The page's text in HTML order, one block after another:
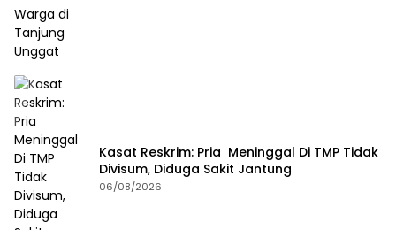
Kasat Reskrim: Pria Meninggal Di TMP Tidak
Divisum, Diduga Sakit Jantung
06/08/2026